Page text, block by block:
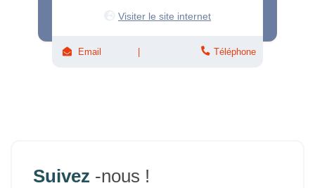
Visiter le site internet
Email Téléphone
Suivez -nous !